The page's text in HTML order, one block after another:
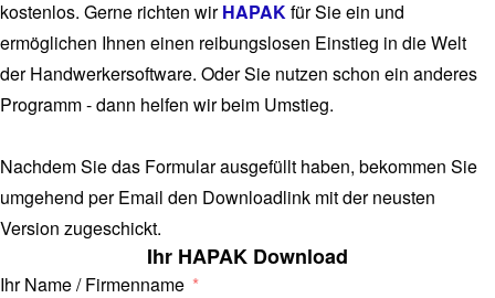
kostenlos. Gerne richten wirHAPAKfür Sie ein und
ermöglichen Ihnen einen reibungslosen Einstieg in die Welt
der Handwerkersoftware. Oder Sie nutzen schon ein anderes
Programm - dann helfen wir beim Umstieg.
Nachdem Sie das Formular ausgefüllt haben, bekommen Sie
umgehend per Email den Downloadlink mit der neusten
Version zugeschickt.
Ihr HAPAK Download
Ihr Name / Firmenname